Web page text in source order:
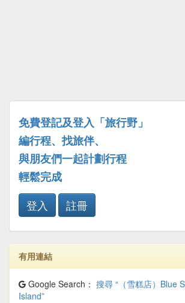
免費登記及登入「旅行野」
編行程、找旅伴、
與朋友們一起計劃行程
輕鬆完成
登入
註冊
有用連結
Google Search： 搜尋 “（雪糕店）Blue
Island”